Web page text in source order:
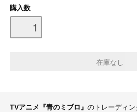
購入数
TVアニメ『青のミブロ』 のトレーディン